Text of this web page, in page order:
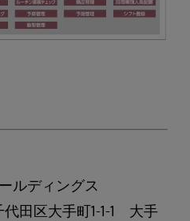
ルディングス
田区大手町1-1-1 大手